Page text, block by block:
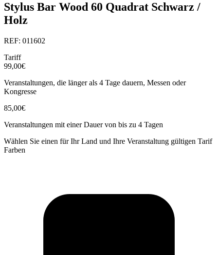
Stylus Bar Wood 60 Quadrat Schwarz /
Holz
REF: 011602
Tariff
99,00€
Veranstaltungen, die länger als 4 Tage dauern, Messen oder
Kongresse
85,00€
Veranstaltungen mit einer Dauer von bis zu 4 Tagen
Wählen Sie einen für Ihr Land und Ihre Veranstaltung gültigen Tarif
Farben